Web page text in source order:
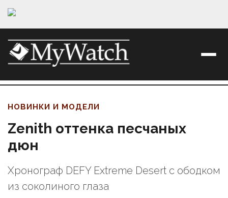
НОВИНКИ И МОДЕЛИ
Zenith оттенка песчаных
дюн
Хронограф DEFY Extreme Desert с ободком
из соколиного глаза